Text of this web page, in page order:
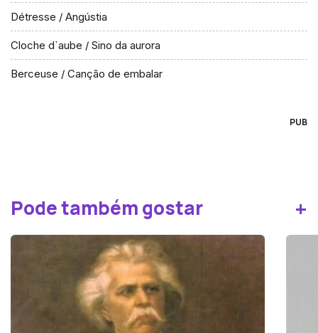
Détresse / Angústia
Cloche d`aube / Sino da aurora
Berceuse / Canção de embalar
PUB
Pode também gostar +